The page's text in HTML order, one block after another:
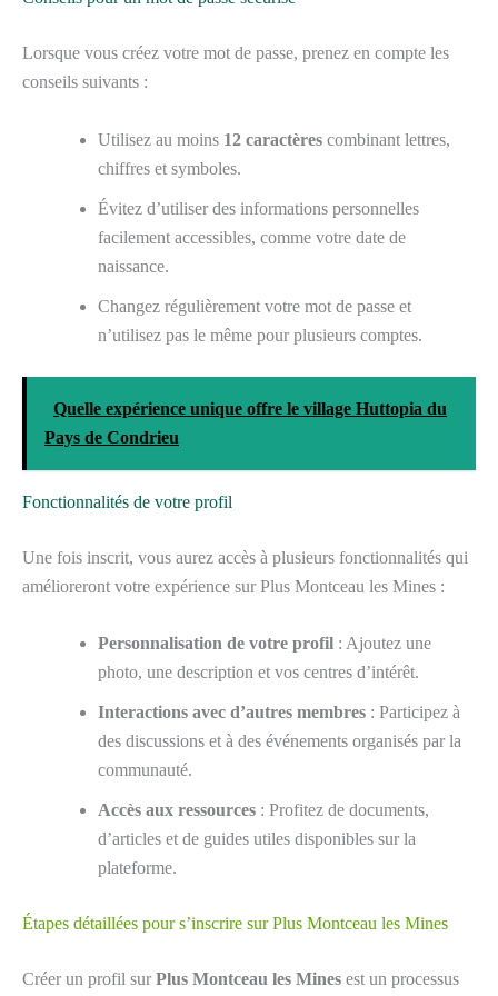
Lorsque vous créez votre mot de passe, prenez en compte les
conseils suivants :
Utilisez au moins 12 caractères combinant lettres,
chiffres et symboles.
Évitez d’utiliser des informations personnelles
facilement accessibles, comme votre date de
naissance.
Changez régulièrement votre mot de passe et
n’utilisez pas le même pour plusieurs comptes.
Quelle expérience unique offre le village Huttopia du
Pays de Condrieu
Fonctionnalités de votre profil
Une fois inscrit, vous aurez accès à plusieurs fonctionnalités qui
amélioreront votre expérience sur Plus Montceau les Mines :
Personnalisation de votre profil : Ajoutez une
photo, une description et vos centres d’intérêt.
Interactions avec d’autres membres : Participez à
des discussions et à des événements organisés par la
communauté.
Accès aux ressources : Profitez de documents,
d’articles et de guides utiles disponibles sur la
plateforme.
Étapes détaillées pour s’inscrire sur Plus Montceau les Mines
Créer un profil sur Plus Montceau les Mines est un processus